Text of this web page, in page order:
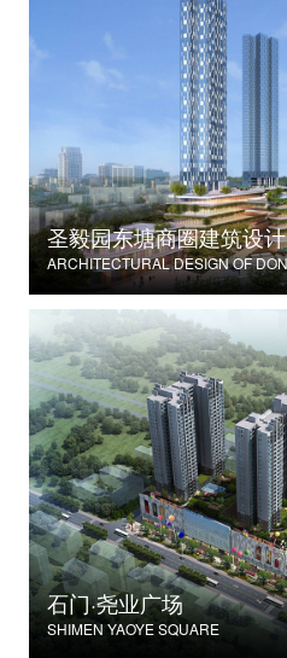
圣毅园东塘商圈建筑设计
石门·尧业广场
SHIMEN YAOYE SQUARE